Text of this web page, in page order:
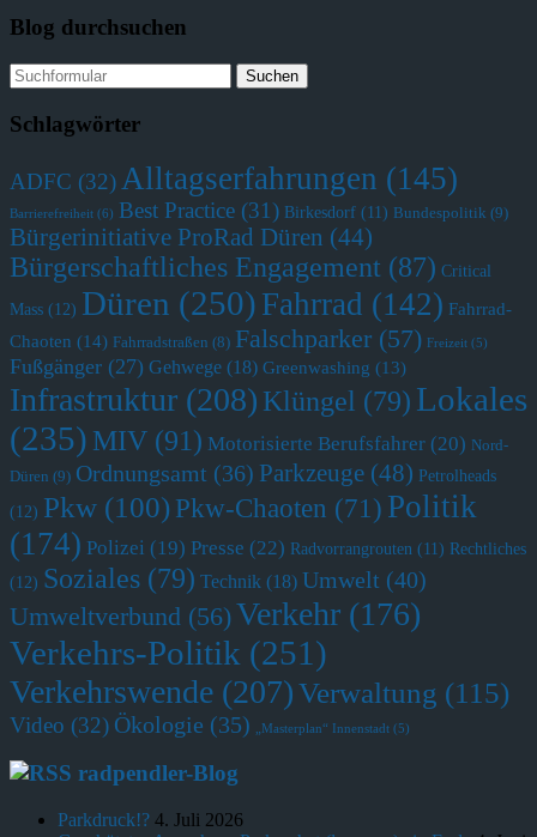
Blog durchsuchen
Schlagwörter
ADFC (32) Alltagserfahrungen (145)
Barrierefreiheit (6) Best Practice (31) Birkesdorf (11) Bundespolitik (9)
Bürgerinitiative ProRad Düren (44)
Bürgerschaftliches Engagement (87) Critical
Mass (12) Düren (250) Fahrrad (142) Fahrrad-
Chaoten (14) Fahrradstraßen (8) Falschparker (57) Freizeit (5)
Fußgänger (27) Gehwege (18) Greenwashing (13)
Infrastruktur (208) Klüngel (79) Lokales
(235) MIV (91) Motorisierte Berufsfahrer (20) Nord-
Düren (9) Ordnungsamt (36) Parkzeuge (48) Petrolheads
(12) Pkw (100) Pkw-Chaoten (71) Politik
(174) Polizei (19) Presse (22) Radvorrangrouten (11) Rechtliches
(12) Soziales (79) Technik (18) Umwelt (40)
Umweltverbund (56)Verkehr (176)
Verkehrs-Politik (251)
Verkehrswende (207)Verwaltung (115)
Video (32) Ökologie (35) „Masterplan“ Innenstadt (5)
radpendler-Blog
Parkdruck!? 4. Juli 2026